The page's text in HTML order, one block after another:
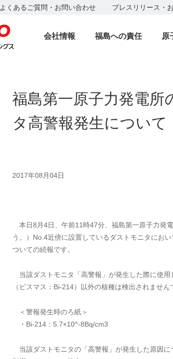
よくあるご質問・お問い合わせ プレスリリース・
会社情報 福島への責任 原
福島第一原子力発電
タ高警報発生について
2017年08月04日
本日8月4日、午前11時47分、福島第一原子力発
う。）No.4近傍に設置しているダストモニタにお
ついての続報です。
当該ダストモニタ「高警報」が発生した際に使
（ビスマス：Bi-214）以外の核種は検出されません
＜警報発生時のろ紙＞
・Bi-214：5.7×10^-8Bq/cm3
当該ダストモニタの「高警報」が発生した原因